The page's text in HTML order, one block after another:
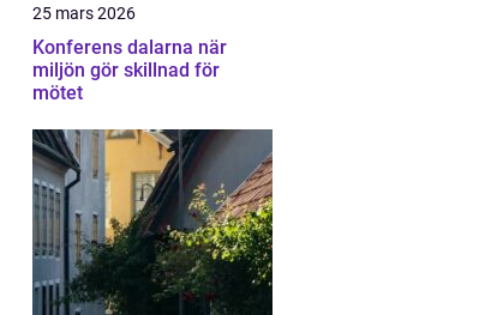
25 mars 2026
Konferens dalarna när
miljön gör skillnad för
mötet